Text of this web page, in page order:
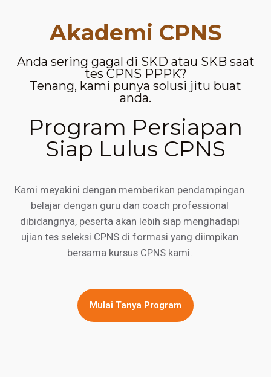
Akademi CPNS
Anda sering gagal di SKD atau SKB saat
tes CPNS PPPK?
Tenang, kami punya solusi jitu buat
anda.
Program Persiapan
Siap Lulus CPNS
Kami meyakini dengan memberikan pendampingan
belajar dengan guru dan coach professional
dibidangnya, peserta akan lebih siap menghadapi
ujian tes seleksi CPNS di formasi yang diimpikan
bersama kursus CPNS kami.
Mulai Tanya Program